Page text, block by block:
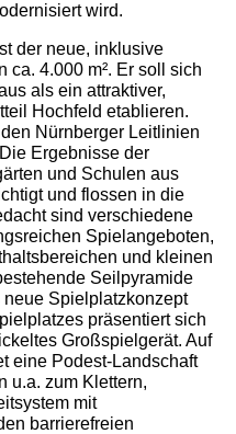
wird.
der neue, inklusive
ca. 4.000 m². Er soll sich
als ein attraktiver,
Hochfeld etablieren.
Nürnberger Leitlinien
Ergebnisse der
und Schulen aus
und flossen in die
sind verschiedene
Spielangeboten,
und kleinen
Seilpyramide
Spielplatzkonzept
präsentiert sich
Großspielgerät. Auf
eine Podest-Landschaft
u.a. zum Klettern,
mit
barrierefreien